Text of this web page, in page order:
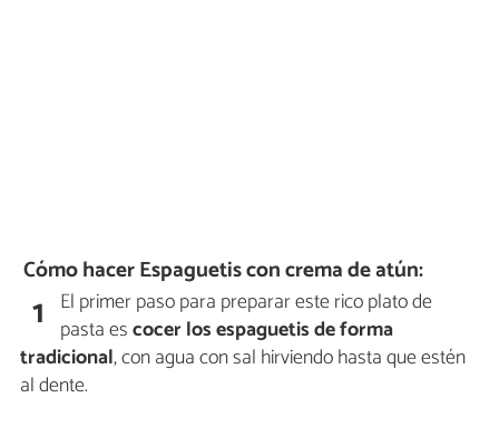
Cómo hacer Espaguetis con crema de atún:
1 El primer paso para preparar este rico plato de
pasta escocer los espaguetis de forma
tradicional, con agua con sal hirviendo hasta que estén
al dente.